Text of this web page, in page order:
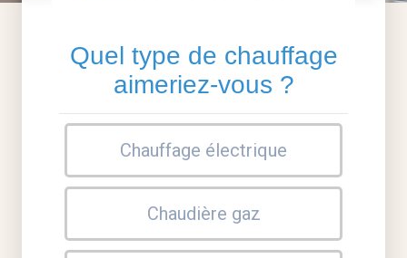
Quel type de chauffage
aimeriez-vous ?
Chauffage électrique
Chaudière gaz